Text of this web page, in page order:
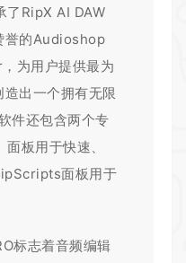
了RipX AI DAW
誉的Audioshop
为用户提供最为
出一个拥有无限
件还包含两个专
板用于快速、
面板用于
标志着音频编辑